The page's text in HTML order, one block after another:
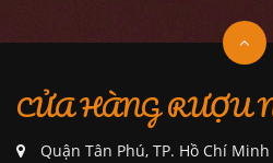
CỬA HÀNG RƯỢU
Quận Tân Phú, TP. Hồ Chí Minh